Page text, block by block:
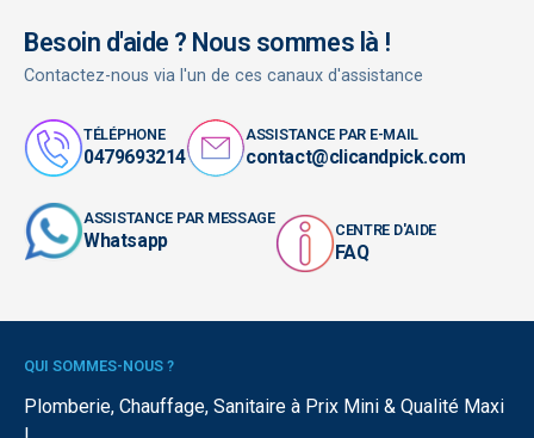
Besoin d'aide ? Nous sommes là !
Contactez-nous via l'un de ces canaux d'assistance
TÉLÉPHONE
0479693214
ASSISTANCE PAR E-MAIL
contact@clicandpick.com
ASSISTANCE PAR MESSAGE
Whatsapp CENTRE D'AIDE
FAQ
QUI SOMMES-NOUS ?
Plomberie, Chauffage, Sanitaire à Prix Mini & Qualité Maxi